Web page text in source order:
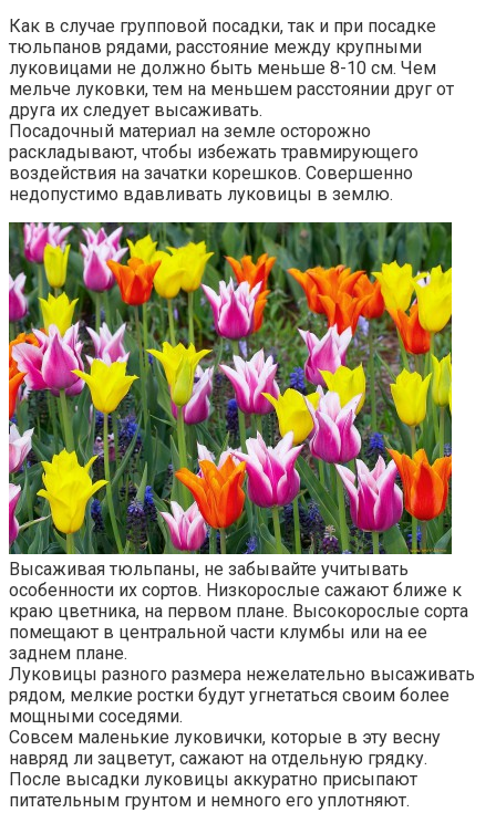
Как в случае групповой посадки, так и при посадке
тюльпанов рядами, расстояние между крупными
луковицами не должно быть меньше 8-10 см. Чем
мельче луковки, тем на меньшем расстоянии друг от
друга их следует высаживать.
Посадочный материал на земле осторожно
раскладывают, чтобы избежать травмирующего
воздействия на зачатки корешков. Совершенно
недопустимо вдавливать луковицы в землю.
Высаживая тюльпаны, не забывайте учитывать
особенности их сортов. Низкорослые сажают ближе к
краю цветника, на первом плане. Высокорослые сорта
помещают в центральной части клумбы или на ее
заднем плане.
Луковицы разного размера нежелательно высаживать
рядом, мелкие ростки будут угнетаться своим более
мощными соседями.
Совсем маленькие луковички, которые в эту весну
навряд ли зацветут, сажают на отдельную грядку.
После высадки луковицы аккуратно присыпают
питательным грунтом и немного его уплотняют.